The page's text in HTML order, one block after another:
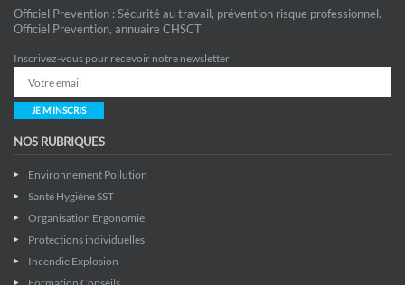
Officiel Prevention : Sécurité au travail, prévention risque professionnel.
Officiel Prevention, annuaire CHSCT
Inscrivez-vous pour recevoir notre newsletter
JE M'INSCRIS
NOS RUBRIQUES
Environnement Pollution
Santé Hygiène SST
Organisation Ergonomie
Protections individuelles
Incendie Explosion